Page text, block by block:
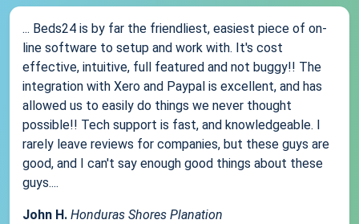
... Beds24 is by far the friendliest, easiest piece of on-
line software to setup and work with. It's cost
effective, intuitive, full featured and not buggy!! The
integration with Xero and Paypal is excellent, and has
allowed us to easily do things we never thought
possible!! Tech support is fast, and knowledgeable. I
rarely leave reviews for companies, but these guys are
good, and I can't say enough good things about these
guys....
John H. Honduras Shores Planation